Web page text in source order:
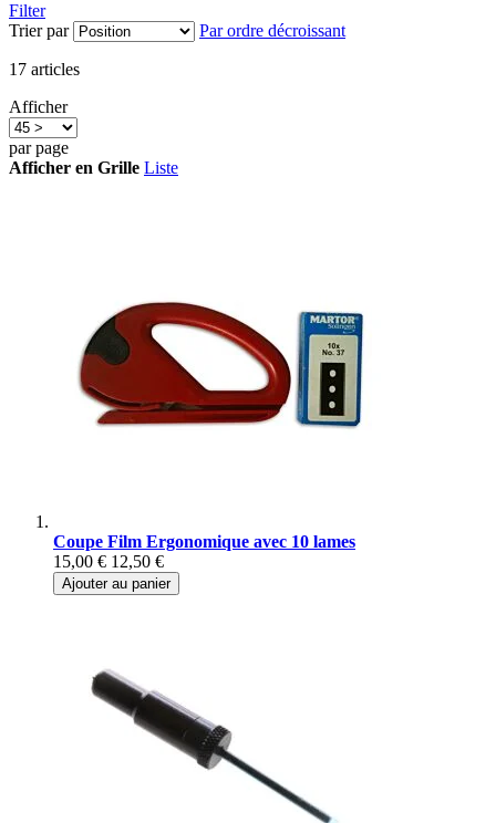
Filter
Trier par
Par ordre décroissant
17 articles
Afficher
par page
Afficher en Grille Liste
Coupe Film Ergonomique avec 10 lames
15,00 € 12,50 €
Ajouter au panier